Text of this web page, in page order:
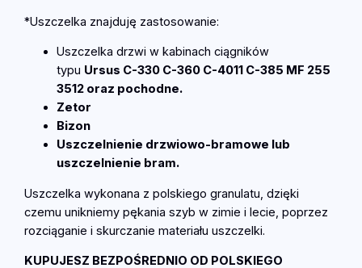
K
a
E
-
*Uszczelka znajduję zastosowanie:
Uszczelka drzwi w kabinach ciągników
typu Ursus C-330 C-360 C-4011 C-385 MF 255
3512 oraz pochodne.
Zetor
Bizon
Uszczelnienie drzwiowo-bramowe lub
uszczelnienie bram.
Uszczelka wykonana z polskiego granulatu, dzięki
czemu unikniemy pękania szyb w zimie i lecie, poprzez
rozciąganie i skurczanie materiału uszczelki.
KUPUJESZ BEZPOŚREDNIO OD POLSKIEGO